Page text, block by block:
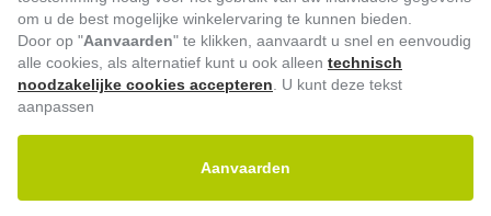
Vooruitbetaling Factuur Automatische afschrijving
om u de best mogelijke winkelervaring te kunnen bieden.
Door op "Aanvaarden" te klikken, aanvaardt u snel en eenvoudig
alle cookies, als alternatief kunt u ook alleen technisch
noodzakelijke cookies accepteren . U kunt deze tekst
aanpassen
Aanvaarden